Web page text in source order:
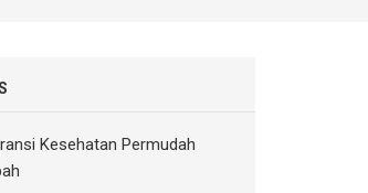
Kesehatan Permudah